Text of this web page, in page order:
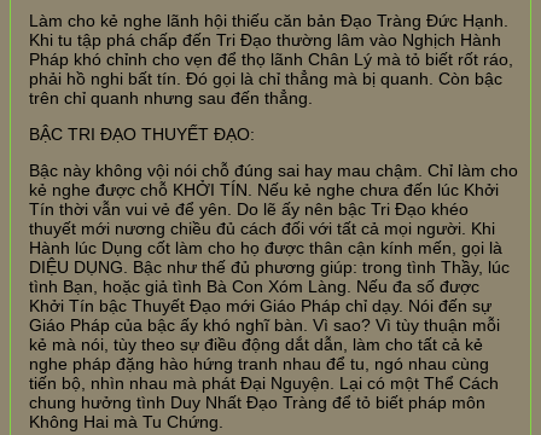
Làm cho kẻ nghe lãnh hội thiếu căn bản Đạo Tràng Đức Hạnh.
Khi tu tập phá chấp đến Tri Đạo thường lâm vào Nghịch Hành
Pháp khó chỉnh cho vẹn để thọ lãnh Chân Lý mà tỏ biết rốt ráo,
phải hồ nghi bất tín. Đó gọi là chỉ thẳng mà bị quanh. Còn bậc
trên chỉ quanh nhưng sau đến thẳng.
BẬC TRI ĐẠO THUYẾT ĐẠO:
Bậc này không vội nói chỗ đúng sai hay mau chậm. Chỉ làm cho
kẻ nghe được chỗ KHỞI TÍN. Nếu kẻ nghe chưa đến lúc Khởi
Tín thời vẫn vui vẻ để yên. Do lẽ ấy nên bậc Tri Đạo khéo
thuyết mới nương chiều đủ cách đối với tất cả mọi người. Khi
Hành lúc Dụng cốt làm cho họ được thân cận kính mến, gọi là
DIỆU DỤNG. Bậc như thế đủ phương giúp: trong tình Thầy, lúc
tình Bạn, hoặc giả tình Bà Con Xóm Làng. Nếu đa số được
Khởi Tín bậc Thuyết Đạo mới Giáo Pháp chỉ dạy. Nói đến sự
Giáo Pháp của bậc ấy khó nghĩ bàn. Vì sao? Vì tùy thuận mỗi
kẻ mà nói, tùy theo sự điều động dắt dẫn, làm cho tất cả kẻ
nghe pháp đặng hào hứng tranh nhau để tu, ngó nhau cùng
tiến bộ, nhìn nhau mà phát Đại Nguyện. Lại có một Thể Cách
chung hưởng tình Duy Nhất Đạo Tràng để tỏ biết pháp môn
Không Hai mà Tu Chứng.